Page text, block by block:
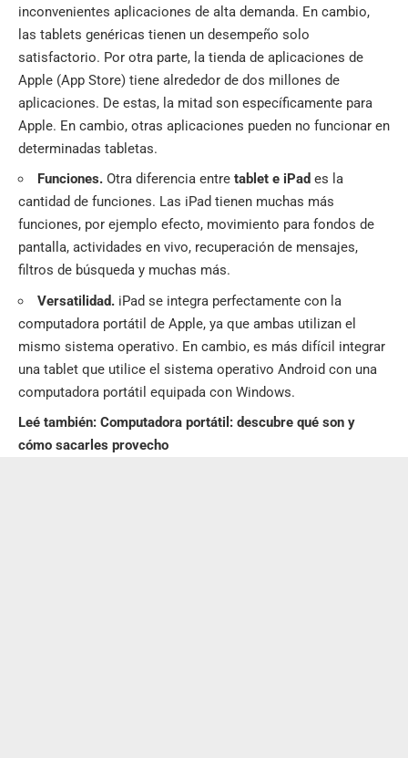
inconvenientes aplicaciones de alta demanda. En cambio,
las tablets genéricas tienen un desempeño solo
satisfactorio. Por otra parte, la tienda de aplicaciones de
Apple (App Store) tiene alrededor de dos millones de
aplicaciones. De estas, la mitad son específicamente para
Apple. En cambio, otras aplicaciones pueden no funcionar en
determinadas tabletas.
Funciones. Otra diferencia entre tablet e iPad es la
cantidad de funciones. Las iPad tienen muchas más
funciones, por ejemplo efecto, movimiento para fondos de
pantalla, actividades en vivo, recuperación de mensajes,
filtros de búsqueda y muchas más.
Versatilidad. iPad se integra perfectamente con la
computadora portátil de Apple, ya que ambas utilizan el
mismo sistema operativo. En cambio, es más difícil integrar
una tablet que utilice el sistema operativo Android con una
computadora portátil equipada con Windows.
Leé también: Computadora portátil: descubre qué son y
cómo sacarles provecho